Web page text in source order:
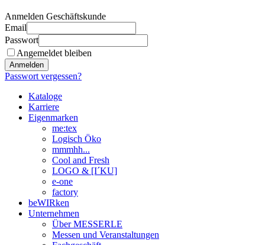
Anmelden Geschäftskunde
Email
Passwort
Angemeldet bleiben
Anmelden
Passwort vergessen?
Kataloge
Karriere
Eigenmarken
me:tex
Logisch Öko
mmmhh...
Cool and Fresh
LOGO & [I´KU]
e-one
factory
beWIRken
Unternehmen
Über MESSERLE
Messen und Veranstaltungen